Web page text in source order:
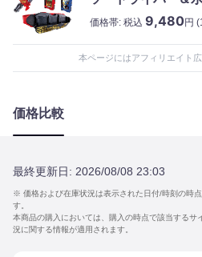
ム＆ライオン戦記
価格帯: 税込 9,480円
本ページにはアフィリエイト
価格比較
最終更新日: 2026/08/08 23:03
※ 価格および在庫状況は表示された日付/時刻の時
す。
本商品の購入においては、購入の時点で該当するサ
況に関する情報が適用されます。